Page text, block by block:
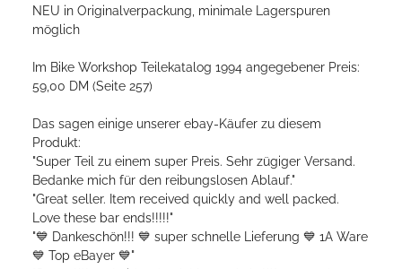
NEU in Originalverpackung, minimale Lagerspuren
möglich
Im Bike Workshop Teilekatalog 1994 angegebener Preis:
59,00 DM (Seite 257)
Das sagen einige unserer ebay-Käufer zu diesem
Produkt:
"Super Teil zu einem super Preis. Sehr zügiger Versand.
Bedanke mich für den reibungslosen Ablauf."
"Great seller. Item received quickly and well packed.
Love these bar ends!!!!!"
"💙 Dankeschön!!! 💙 super schnelle Lieferung 💙 1A Ware
💙 Top eBayer 💙"